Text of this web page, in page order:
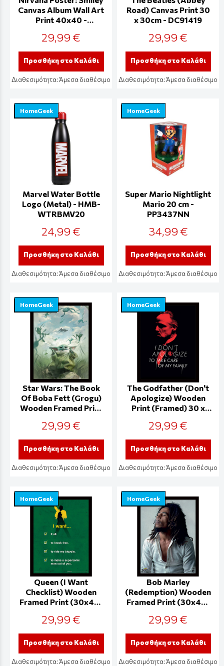
Canvas Album Wall Art
Print 40x40 -
29,99 €
Προσθήκη στο Καλάθι
Διαθεσιμότητα:Άμεσα διαθέσιμο
Road) Canvas Print 30
x 30cm - DC91419
29,99 €
Προσθήκη στο Καλάθι
Διαθεσιμότητα:Άμεσα διαθέσιμο
HomeGeek
Marvel Water Bottle
Logo (Metal) - HMB-
WTRBMV20
24,99 €
Προσθήκη στο Καλάθι
Διαθεσιμότητα:Άμεσα διαθέσιμο
HomeGeek
Super Mario Nightlight
Mario 20 cm -
PP3437NN
34,99 €
Προσθήκη στο Καλάθι
Διαθεσιμότητα:Άμεσα διαθέσιμο
HomeGeek
Star Wars: The Book
Of Boba Fett (Grogu)
Wooden Framed Print
29,99 €
Προσθήκη στο Καλάθι
Διαθεσιμότητα:Άμεσα διαθέσιμο
HomeGeek
The Godfather (Don't
Apologize) Wooden
Print (Framed) 30 x
29,99 €
Προσθήκη στο Καλάθι
Διαθεσιμότητα:Άμεσα διαθέσιμο
HomeGeek
Queen (I Want
Checklist) Wooden
Framed Print (30x40)
29,99 €
Προσθήκη στο Καλάθι
Διαθεσιμότητα:Άμεσα διαθέσιμο
HomeGeek
Bob Marley
(Redemption) Wooden
Framed Print (30x40)
29,99 €
Προσθήκη στο Καλάθι
Διαθεσιμότητα:Άμεσα διαθέσιμο